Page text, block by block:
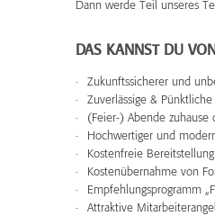
Dann werde Teil unseres
DAS KANNST DU
Zukunftssicherer und
Zuverlässige &
(Feier-) Abende
Hochwertiger und
Kostenfreie
Kostenübernahme von
Empfehlungsprogramm
Attraktive